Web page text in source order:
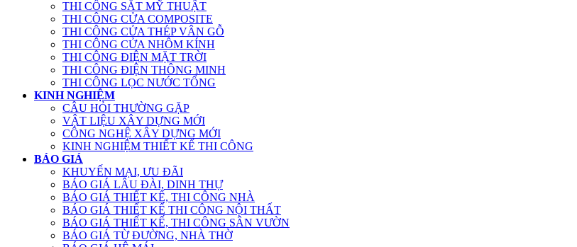
THI CÔNG SẮT MỸ THUẬT
THI CÔNG CỬA COMPOSITE
THI CÔNG CỬA THÉP VÂN GỖ
THI CÔNG CỬA NHÔM KÍNH
THI CÔNG ĐIỆN MẶT TRỜI
THI CÔNG ĐIỆN THÔNG MINH
THI CÔNG LỌC NƯỚC TỔNG
KINH NGHIỆM
CÂU HỎI THƯỜNG GẶP
VẬT LIỆU XÂY DỰNG MỚI
CÔNG NGHỆ XÂY DỰNG MỚI
KINH NGHIỆM THIẾT KẾ THI CÔNG
BÁO GIÁ
KHUYẾN MẠI, ƯU ĐÃI
BÁO GIÁ LÂU ĐÀI, DINH THỰ
BÁO GIÁ THIẾT KẾ, THI CÔNG NHÀ
BÁO GIÁ THIẾT KẾ THI CÔNG NỘI THẤT
BÁO GIÁ THIẾT KẾ, THI CÔNG SÂN VƯỜN
BÁO GIÁ TỪ ĐƯỜNG, NHÀ THỜ